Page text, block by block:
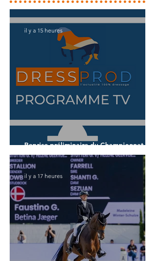
Reprise préliminaire du Championnat du
Monde des 5 ans
il y a 15 heures
il y a 17 heures